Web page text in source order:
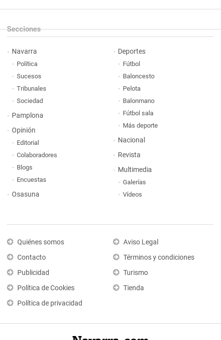
Secciones
Navarra
Política
Sucesos
Tribunales
Sociedad
Pamplona
Opinión
Editorial
Colaboradores
Blogs
Encuestas
Osasuna
Deportes
Fútbol
Baloncesto
Pelota
Balonmano
Fútbol sala
Más deporte
Nacional
Revista
Multimedia
Galerías
Vídeos
Quiénes somos
Contacto
Publicidad
Política de Cookies
Política de privacidad
Aviso Legal
Términos y condiciones
Turismo
Tienda